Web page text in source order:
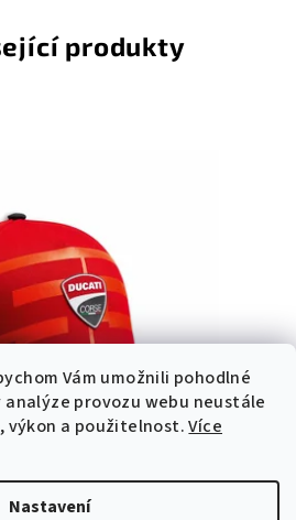
Vám umožnili pohodlné
provozu webu neustále
výkon a použitelnost.Více
Nastavení
produkty